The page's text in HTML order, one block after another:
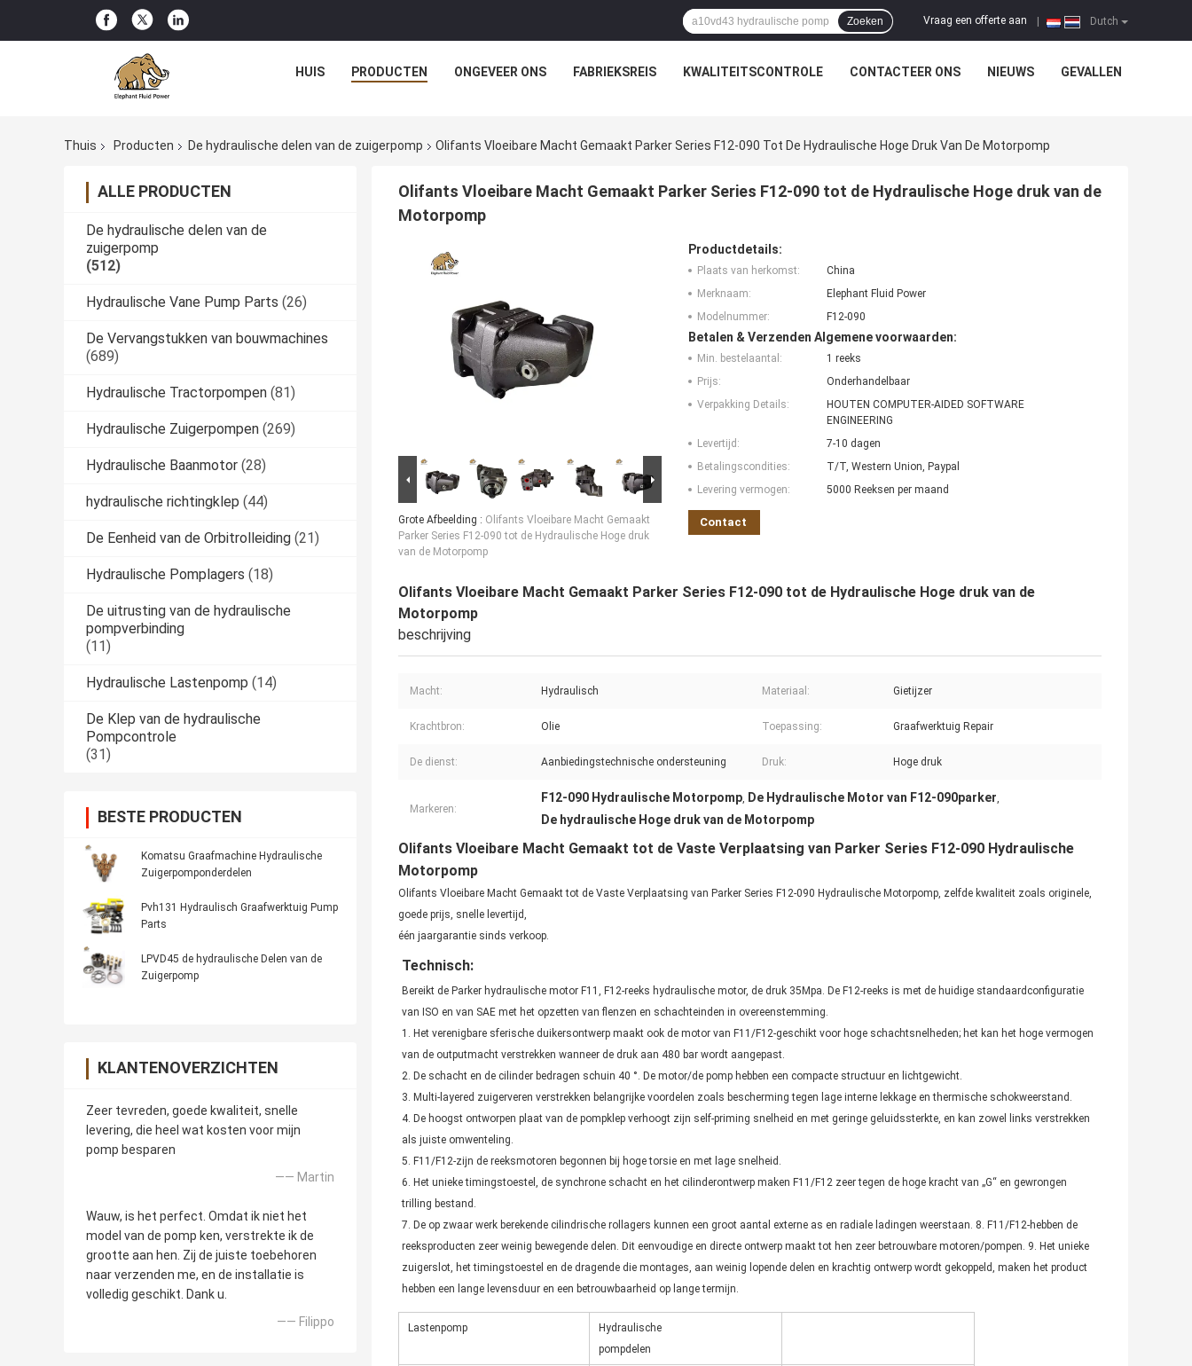
Dutch
Vraag een offerte aan
Zoeken
HUIS PRODUCTEN ONGEVEER ONS FABRIEKSREIS KWALITEITSCONTROLE CONTACTEER ONS NIEUWS GEVALLEN
Thuis Producten De hydraulische delen van de zuigerpomp Olifants Vloeibare Macht Gemaakt Parker Series F12-090 Tot De Hydraulische Hoge Druk Van De Motorpomp
ALLE PRODUCTEN
De hydraulische delen van de
zuigerpomp
(512)
Hydraulische Vane Pump Parts (26)
De Vervangstukken van bouwmachines
(689)
Hydraulische Tractorpompen (81)
Hydraulische Zuigerpompen (269)
Hydraulische Baanmotor (28)
hydraulische richtingklep (44)
De Eenheid van de Orbitrolleiding (21)
Hydraulische Pomplagers (18)
De uitrusting van de hydraulische
pompverbinding
(11)
Hydraulische Lastenpomp (14)
De Klep van de hydraulische
Pompcontrole
(31)
BESTE PRODUCTEN
Komatsu Graafmachine Hydraulische
Zuigerpomponderdelen
Pvh131 Hydraulisch Graafwerktuig Pump
Parts
LPVD45 de hydraulische Delen van de
Zuigerpomp
KLANTENOVERZICHTEN
Zeer tevreden, goede kwaliteit, snelle
levering, die heel wat kosten voor mijn
pomp besparen
—— Martin
Wauw, is het perfect. Omdat ik niet het
model van de pomp ken, verstrekte ik de
grootte aan hen. Zij de juiste toebehoren
naar verzenden me, en de installatie is
volledig geschikt. Dank u.
—— Filippo
Olifants Vloeibare Macht Gemaakt Parker Series F12-090 tot de Hydraulische Hoge druk van de
Motorpomp
Grote Afbeelding : Olifants Vloeibare Macht Gemaakt
Parker Series F12-090 tot de Hydraulische Hoge druk
van de Motorpomp
Productdetails:
Plaats van herkomst:
China
Merknaam:
Elephant Fluid Power
Modelnummer:
F12-090
Betalen & Verzenden Algemene voorwaarden:
Min. bestelaantal:
1 reeks
Prijs:
Onderhandelbaar
Verpakking Details:
HOUTEN COMPUTER-AIDED SOFTWARE
ENGINEERING
Levertijd:
7-10 dagen
Betalingscondities:
T/T, Western Union, Paypal
Levering vermogen:
5000 Reeksen per maand
Contact
Olifants Vloeibare Macht Gemaakt Parker Series F12-090 tot de Hydraulische Hoge druk van de
Motorpomp
beschrijving
Macht: Hydraulisch Materiaal: Gietijzer
Krachtbron: Olie Toepassing: Graafwerktuig Repair
De dienst: Aanbiedingstechnische ondersteuning Druk: Hoge druk
Markeren:
F12-090 Hydraulische Motorpomp, De Hydraulische Motor van F12-090parker,
De hydraulische Hoge druk van de Motorpomp
Olifants Vloeibare Macht Gemaakt tot de Vaste Verplaatsing van Parker Series F12-090 Hydraulische
Motorpomp
Olifants Vloeibare Macht Gemaakt tot de Vaste Verplaatsing van Parker Series F12-090 Hydraulische Motorpomp, zelfde kwaliteit zoals originele,
goede prijs, snelle levertijd,
één jaargarantie sinds verkoop.
Technisch:
Bereikt de Parker hydraulische motor F11, F12-reeks hydraulische motor, de druk 35Mpa. De F12-reeks is met de huidige standaardconfiguratie
van ISO en van SAE met het opzetten van flenzen en schachteinden in overeenstemming.
1. Het verenigbare sferische duikersontwerp maakt ook de motor van F11/F12-geschikt voor hoge schachtsnelheden; het kan het hoge vermogen
van de outputmacht verstrekken wanneer de druk aan 480 bar wordt aangepast.
2. De schacht en de cilinder bedragen schuin 40 °. De motor/de pomp hebben een compacte structuur en lichtgewicht.
3. Multi-layered zuigerveren verstrekken belangrijke voordelen zoals bescherming tegen lage interne lekkage en thermische schokweerstand.
4. De hoogst ontworpen plaat van de pompklep verhoogt zijn self-priming snelheid en met geringe geluidssterkte, en kan zowel links verstrekken
als juiste omwenteling.
5. F11/F12-zijn de reeksmotoren begonnen bij hoge torsie en met lage snelheid.
6. Het unieke timingstoestel, de synchrone schacht en het cilinderontwerp maken F11/F12 zeer tegen de hoge kracht van „G“ en gewrongen
trilling bestand.
7. De op zwaar werk berekende cilindrische rollagers kunnen een groot aantal externe as en radiale ladingen weerstaan. 8. F11/F12-hebben de
reeksproducten zeer weinig bewegende delen. Dit eenvoudige en directe ontwerp maakt tot hen zeer betrouwbare motoren/pompen. 9. Het unieke
zuigerslot, het timingstoestel en de dragende die montages, aan weinig lopende delen en krachtig ontwerp wordt gekoppeld, maken het product
hebben een lange levensduur en een betrouwbaarheid op lange termijn.
Lastenpomp
Hydraulische
pompdelen